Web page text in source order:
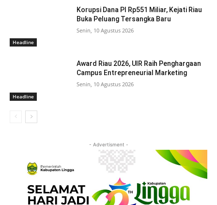
Headline
Korupsi Dana PI Rp551 Miliar, Kejati Riau
Buka Peluang Tersangka Baru
Senin, 10 Agustus 2026
Headline
Award Riau 2026, UIR Raih Penghargaan
Campus Entrepreneurial Marketing
Senin, 10 Agustus 2026
- Advertisment -